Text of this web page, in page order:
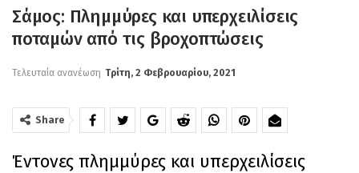
Σάμος: Πλημμύρες και υπερχειλίσεις
ποταμών από τις βροχοπτώσεις
Τελευταία ανανέωση Τρίτη, 2 Φεβρουαρίου, 2021
Share
Έντονες πλημμύρες και υπερχειλίσεις